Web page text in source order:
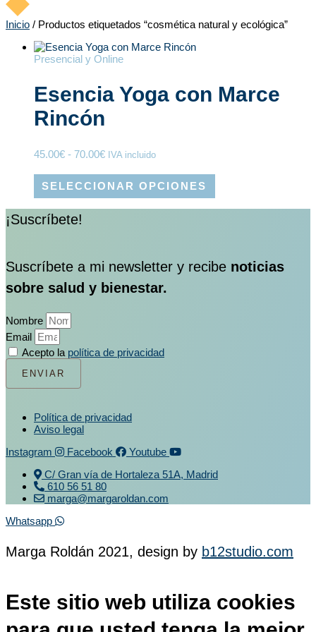
Inicio / Productos etiquetados “cosmética natural y ecológica”
Presencial y Online
Esencia Yoga con Marce
Rincón
45.00€ - 70.00€ IVA incluido
SELECCIONAR OPCIONES
¡Suscríbete!
Suscríbete a mi newsletter y recibe noticias
sobre salud y bienestar.
Nombre
Email
Acepto la política de privacidad
ENVIAR
Política de privacidad
Aviso legal
Instagram
Facebook
Youtube
C/ Gran vía de Hortaleza 51A, Madrid
610 56 51 80
marga@margaroldan.com
Whatsapp
Marga Roldán 2021, design by b12studio.com
Este sitio web utiliza cookies